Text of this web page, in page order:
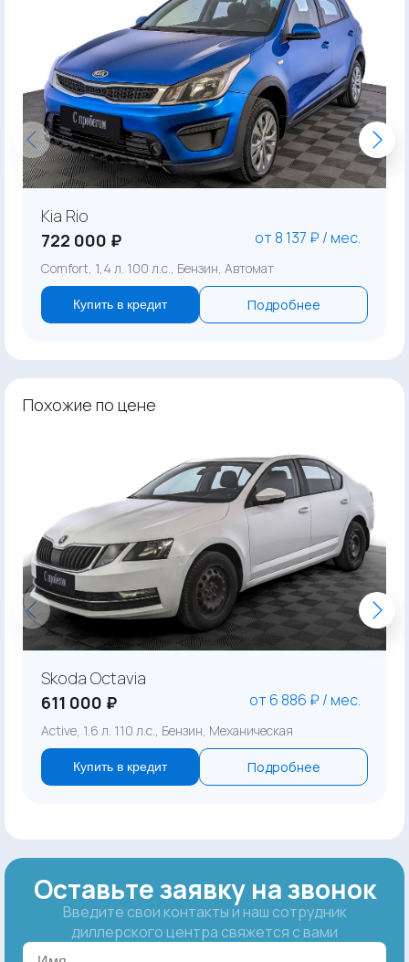
Kia Rio
722 000 ₽
от 8 137 ₽ / мес.
Comfort, 1,4 л. 100 л.с., Бензин, Автомат
Купить в кредит Подробнее
Похожие по цене
Skoda Octavia
611 000 ₽
от 6 886 ₽ / мес.
Active, 1.6 л. 110 л.с., Бензин, Механическая
Купить в кредит Подробнее
Оставьте заявку на звонок
Введите свои контакты и наш сотрудник
диллерского центра свяжется с вами